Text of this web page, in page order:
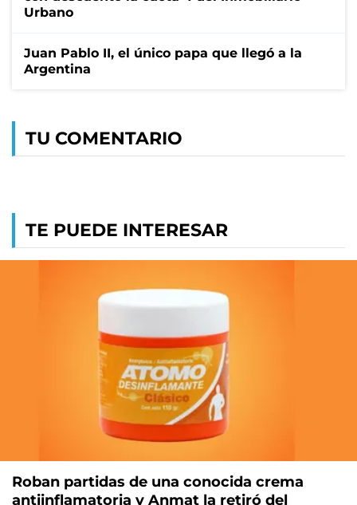
Urbano
Juan Pablo II, el único papa que llegó a la
Argentina
TU COMENTARIO
TE PUEDE INTERESAR
Roban partidas de una conocida crema
antiinflamatoria y Anmat la retiró del